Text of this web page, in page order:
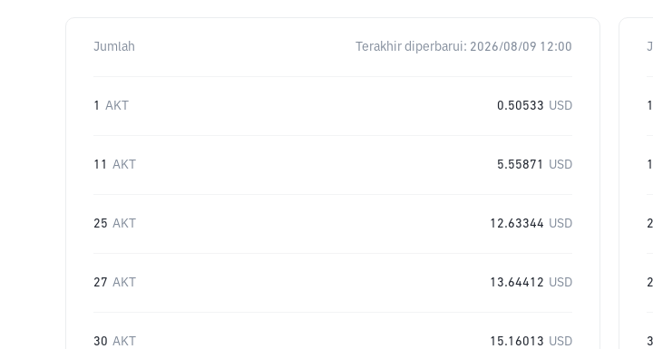
Jumlah Terakhir diperbarui: 2026/08/09 12:00
1 AKT 0.50533 USD
11 AKT 5.55871 USD
25 AKT 12.63344 USD
27 AKT 13.64412 USD
30 AKT 15.16013 USD
1